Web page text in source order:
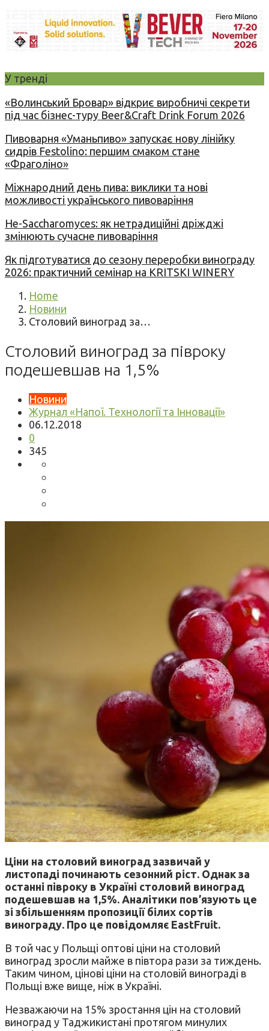
У тренді
«Волинський Бровар» відкриє виробничі секрети
під час бізнес-туру Beer&Craft Drink Forum 2026
Пивоварня «Уманьпиво» запускає нову лінійку
сидрів Festolino: першим смаком стане
«Фраголіно»
Міжнародний день пива: виклики та нові
можливості українського пивоваріння
Не-Saccharomyces: як нетрадиційні дріжджі
змінюють сучасне пивоваріння
Як підготуватися до сезону переробки винограду
2026: практичний семінар на KRITSKI WINERY
Home
Новини
Столовий виноград за…
Столовий виноград за півроку
подешевшав на 1,5%
Новини
Журнал «Напої. Технології та Інновації»
06.12.2018
0
345
Ціни на столовий виноград зазвичай у
листопаді починають сезонний ріст. Однак за
останні півроку в Україні столовий виноград
подешевшав на 1,5%. Аналітики пов’язують це
зі збільшенням пропозиції білих сортів
винограду. Про це повідомляє EastFruit.
В той час у Польщі оптові ціни на столовий
виноград зросли майже в півтора рази за тиждень.
Таким чином, цінові ціни на столовій винограді в
Польщі вже вище, ніж в Україні.
Незважаючи на 15% зростання цін на столовий
виноград у Таджикистані протягом минулих